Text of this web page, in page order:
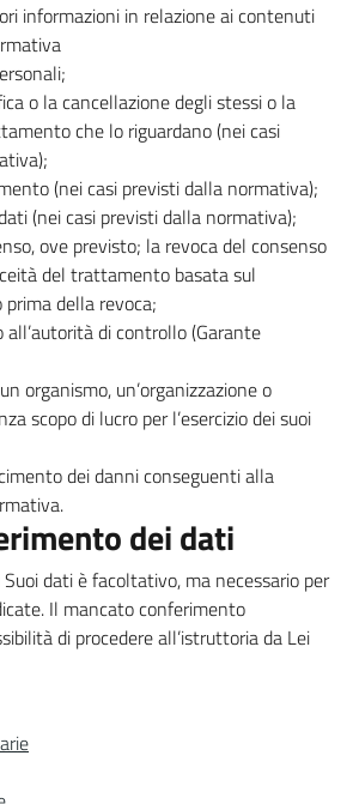
informazioni in relazione ai contenuti
o la cancellazione degli stessi o la
che lo riguardano (nei casi
(nei casi previsti dalla normativa);
(nei casi previsti dalla normativa);
ove previsto; la revoca del consenso
del trattamento basata sul
della revoca;
all’autorità di controllo (Garante
organismo, un’organizzazione o
scopo di lucro per l’esercizio dei suoi
dei danni conseguenti alla
dei dati
dati è facoltativo, ma necessario per
Il mancato conferimento
di procedere all’istruttoria da Lei